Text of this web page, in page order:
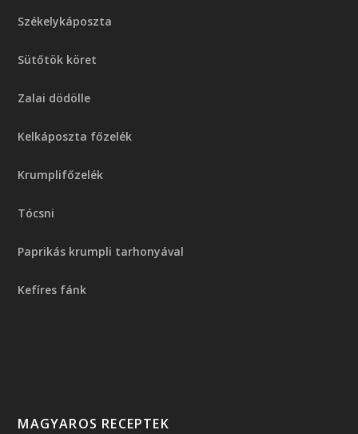
Székelykáposzta
Sütőtök köret
Zalai dödölle
Kelkáposzta főzelék
Krumplifőzelék
Tócsni
Paprikás krumpli tarhonyával
Kefíres fánk
MAGYAROS RECEPTEK